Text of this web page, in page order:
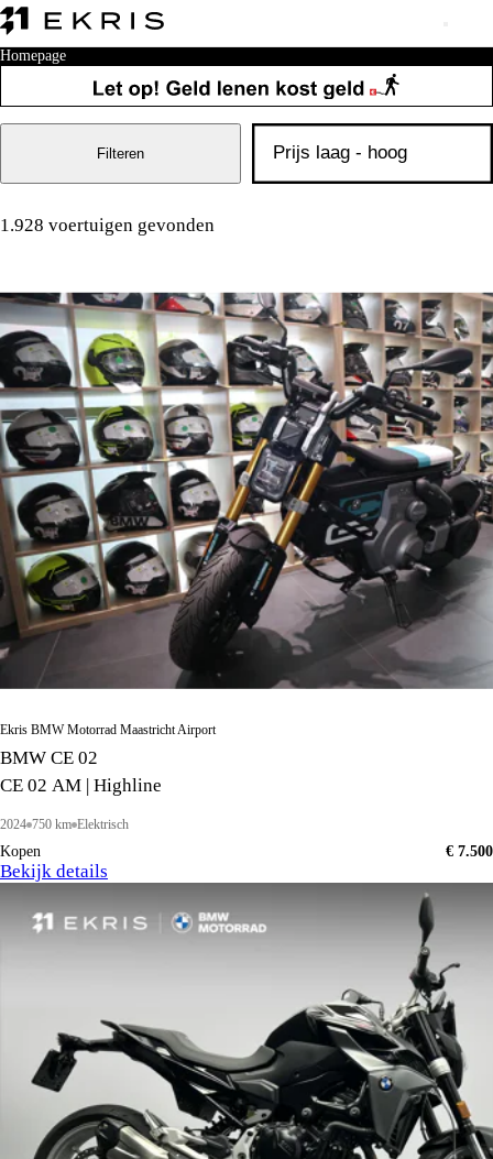
Homepage
1.928 voertuigen gevonden
Filteren
Ekris BMW Motorrad Maastricht Airport
BMW CE 02
CE 02 AM | Highline
2024 750 km Elektrisch
Kopen € 7.500
Bekijk details